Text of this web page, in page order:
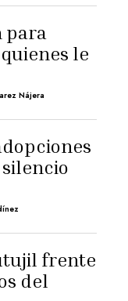
para
le
Nájera
frente
del